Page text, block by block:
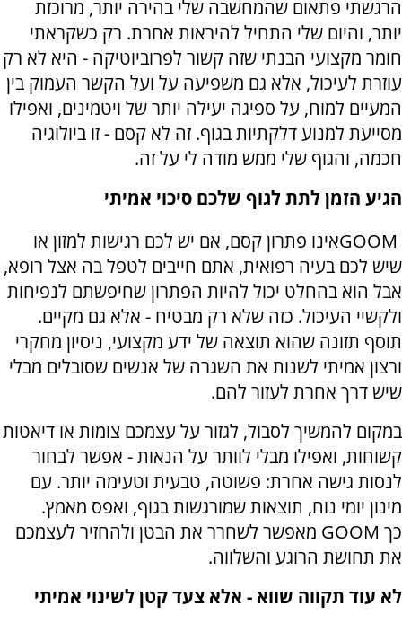
הרגשתי פתאום שהמחשבה שלי בהירה יותר, מרוכזת
יותר, והיום שלי התחיל להיראות אחרת. רק כשקראתי
חומר מקצועי הבנתי שזה קשור לפרוביוטיקה - היא לא רק
עוזרת לעיכול, אלא גם משפיעה על ועל הקשר העמוק בין
המעיים למוח, על ספיגה יעילה יותר של ויטמינים, ואפילו
מסייעת למנוע דלקתיות בגוף. זה לא קסם - זו ביולוגיה
חכמה, והגוף שלי ממש מודה לי על זה.
הגיע הזמן לתת לגוף שלכם סיכוי אמיתי
GOOMאינו פתרון קסם, אם יש לכם רגישות למזון או
שיש לכם בעיה רפואית, אתם חייבים לטפל בה אצל רופא,
אבל הוא בהחלט יכול להיות הפתרון שחיפשתם לנפיחות
ולקשיי העיכול. כזה שלא רק מבטיח - אלא גם מקיים.
תוסף תזונה שהוא תוצאה של ידע מקצועי, ניסיון מחקרי
ורצון אמיתי לשנות את השגרה של אנשים שסובלים מבלי
שיש דרך אחרת לעזור להם.
במקום להמשיך לסבול, לגזור על עצמכם צומות או דיאטות
קשוחות, ואפילו מבלי לוותר על הנאות - אפשר לבחור
לנסות גישה אחרת: פשוטה, טבעית וטעימה יותר. עם
מינון יומי נוח, תוצאות שמורגשות בגוף, ואפס מאמץ.
כך GOOM מאפשר לשחרר את הבטן ולהחזיר לעצמכם
את תחושת הרוגע והשלווה.
לא עוד תקווה שווא - אלא צעד קטן לשינוי אמיתי